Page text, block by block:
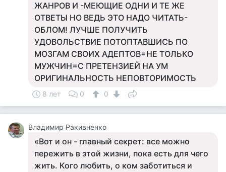
ЖАНРОВ И -МЕЮЩИЕ ОДНИ И ТЕ ЖЕ
ОТВЕТЫ НО ВЕДЬ ЭТО НАДО ЧИТАТЬ-
ОБЛОМ! ЛУЧШЕ ПОЛУЧИТЬ
УДОВОЛЬСТВИЕ ПОТОПТАВШИСЬ ПО
МОЗГАМ СВОИХ АДЕПТОВ=НЕ ТОЛЬКО
МУЖЧИН=С ПРЕТЕНЗИЕЙ НА УМ
ОРИГИНАЛЬНОСТЬ НЕПОВТОРИМОСТЬ
8 лет 0 0
Владимир Ракивненко
«Вот и он - главный секрет: все можно
пережить в этой жизни, пока есть для чего
жить. Кого любить, о ком заботиться и